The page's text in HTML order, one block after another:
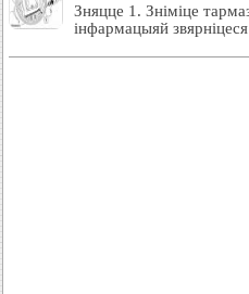
Зняцце 1. Зніміце
інфармацыяй